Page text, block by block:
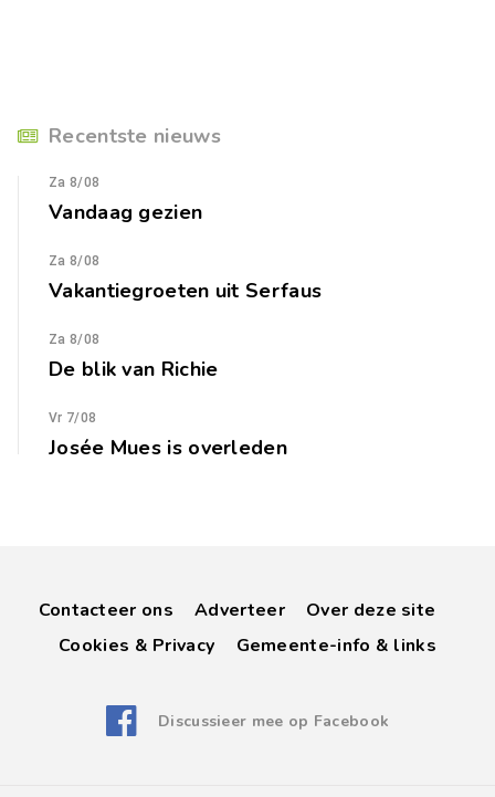
Recentste nieuws
Za 8/08
Vandaag gezien
Za 8/08
Vakantiegroeten uit Serfaus
Za 8/08
De blik van Richie
Vr 7/08
Josée Mues is overleden
Contacteer ons Adverteer
Over deze site
Cookies & Privacy
Gemeente-info & links
Discussieer mee op Facebook